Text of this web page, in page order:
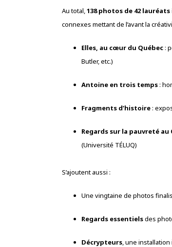
Au total,138 photos de 42
connexes mettant de l’avant la
Elles, au cœur du Québec:
Butler, etc.)
Antoine en trois temps:
Fragments d’histoire:
Regards sur la pauvreté au
(Université TÉLUQ)
S’ajoutent aussi :
Une vingtaine de photos
Regards essentielsdes
Décrypteurs, une